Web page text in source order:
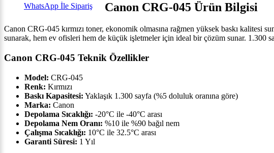
WhatsApp İle Sipariş Canon CRG-045 Ürün Bilgisi
Canon CRG-045 kırmızı toner, ekonomik olmasına rağmen yüksek baskı kalitesi
sunarak, hem ev ofisleri hem de küçük işletmeler için ideal bir çözüm sunar. 1.300
Canon CRG-045 Teknik Özellikler
Model: CRG-045
Renk: Kırmızı
Baskı Kapasitesi: Yaklaşık 1.300 sayfa (%5 doluluk oranına göre)
Marka: Canon
Depolama Sıcaklığı: -20°C ile -40°C arası
Depolama Nem Oranı: %10 ile %90 bağıl nem
Çalışma Sıcaklığı: 10°C ile 32.5°C arası
Garanti Süresi: 1 Yıl